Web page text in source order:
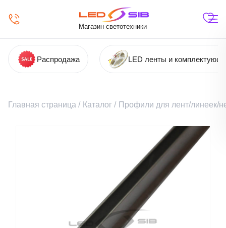
Магазин светотехники
Распродажа LED ленты и
Главная страница / Каталог / Профили для лент/линеек/